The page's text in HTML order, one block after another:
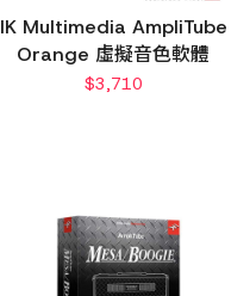
IK Multimedia AmpliTube
Orange 虛擬音色軟體
$3,710